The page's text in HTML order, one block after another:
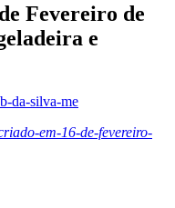
Fevereiro de
e
da-silva-me
em-16-de-fevereiro-